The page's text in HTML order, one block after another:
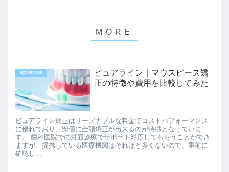
appliances
ピュアライン｜マウスピース矯
正の特徴や費用を比較してみた
ピュアライン矯正はリーズナブルな料金でコストパフォーマンス
に優れており、安価に全顎矯正が出来るのが特徴となっていま
す。 歯科医院での対面診療でサポート対応してもらうことができ
ますが、提携している医療機関はそれほど多くないので、事前に
確認し...